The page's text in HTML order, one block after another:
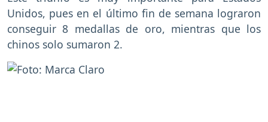
Unidos, pues en el último fin de semana lograron
conseguir 8 medallas de oro, mientras que los
chinos solo sumaron 2.